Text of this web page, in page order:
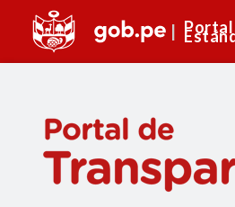
Portal